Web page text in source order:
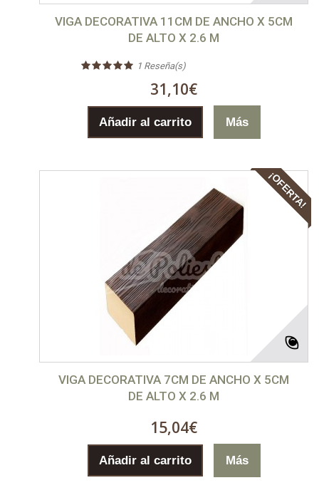
VIGA DECORATIVA 11CM DE ANCHO X 5CM
DE ALTO X 2.6 M
1 Reseña(s)
31,10€
Añadir al carrito Más
¡OFERTA!
VIGA DECORATIVA 7CM DE ANCHO X 5CM
DE ALTO X 2.6 M
15,04€
Añadir al carrito Más